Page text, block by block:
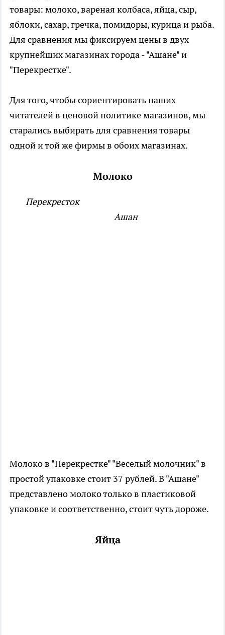
товары: молоко, вареная колбаса, яйца, сыр,
яблоки, сахар, гречка, помидоры, курица и рыба.
Для сравнения мы фиксируем цены в двух
крупнейших магазинах города - "Ашане" и
"Перекрестке".
Для того, чтобы сориентировать наших
читателей в ценовой политике магазинов, мы
старались выбирать для сравнения товары
одной и той же фирмы в обоих магазинах.
Молоко
Перекресток
Ашан
Молоко в "Перекрестке" "Веселый молочник" в
простой упаковке стоит 37 рублей. В "Ашане"
представлено молоко только в пластиковой
упаковке и соответственно, стоит чуть дороже.
Яйца